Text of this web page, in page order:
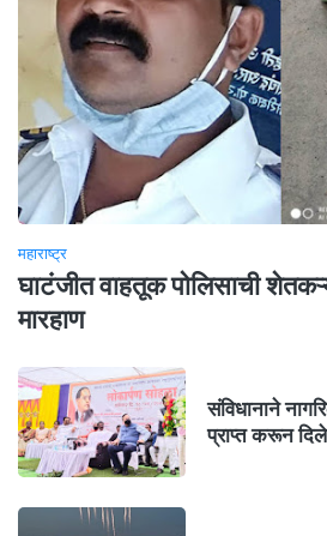
महाराष्ट्र
घाटंजीत वाहतूक पोलिसाची
मारहाण
संविधानाने
प्राप्त करून